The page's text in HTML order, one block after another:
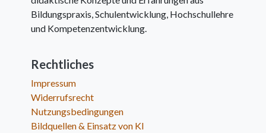
Bildungspraxis, Schulentwicklung, Hochschullehre
und Kompetenzentwicklung.
Rechtliches
Impressum
Widerrufsrecht
Nutzungsbedingungen
Bildquellen & Einsatz von KI